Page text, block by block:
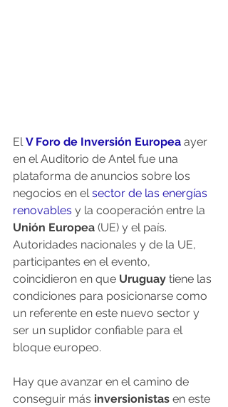
El V Foro de Inversión Europea ayer
en el Auditorio de Antel fue una
plataforma de anuncios sobre los
negocios en el sector de las energías
renovables y la cooperación entre la
Unión Europea (UE) y el país.
Autoridades nacionales y de la UE,
participantes en el evento,
coincidieron en que Uruguay tiene las
condiciones para posicionarse como
un referente en este nuevo sector y
ser un suplidor confiable para el
bloque europeo.
Hay que avanzar en el camino de
conseguir más inversionistas en este